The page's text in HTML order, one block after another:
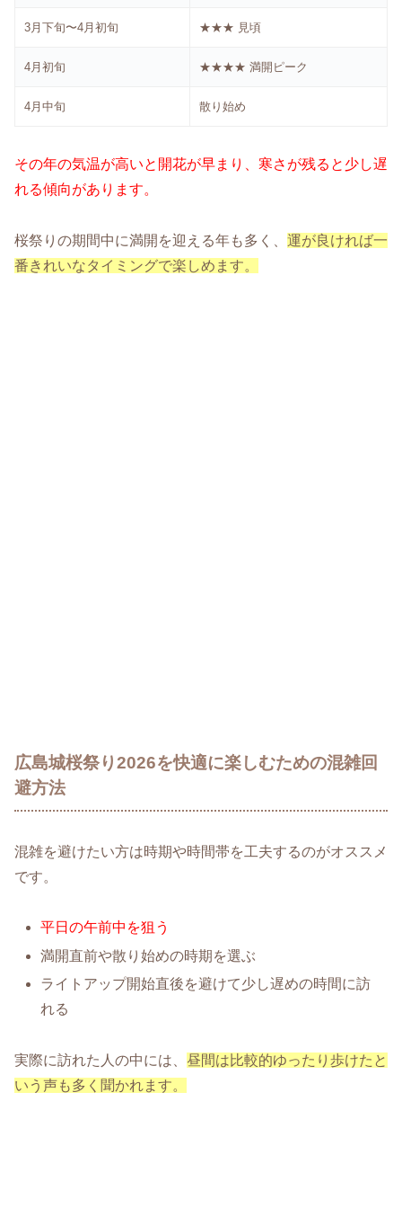
3月下旬〜4月初旬 ★★★ 見頃
4月初旬 ★★★★ 満開ピーク
4月中旬 散り始め
その年の気温が高いと開花が早まり、寒さが残ると少し遅
れる傾向があります。
桜祭りの期間中に満開を迎える年も多く、 運が良ければ一
番きれいなタイミングで楽しめます。
広島城桜祭り2026を快適に楽しむための混雑回
避方法
混雑を避けたい方は時期や時間帯を工夫するのがオススメ
です。
平日の午前中を狙う
満開直前や散り始めの時期を選ぶ
ライトアップ開始直後を避けて少し遅めの時間に訪
れる
実際に訪れた人の中には、 昼間は比較的ゆったり歩けたと
いう声も多く聞かれます。